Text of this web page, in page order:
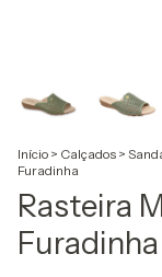
Início > Calçados >
Furadinha
Rasteira
Furadinha